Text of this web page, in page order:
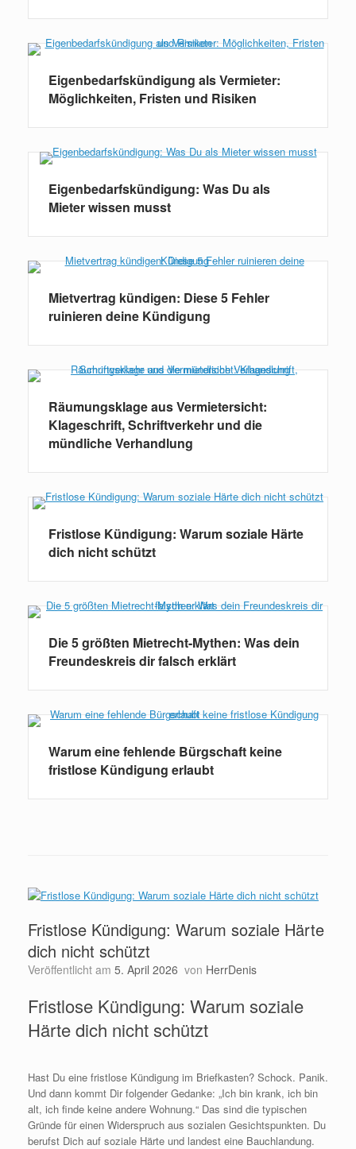
Eigenbedarfskündigung als Vermieter:
Möglichkeiten, Fristen und Risiken
Eigenbedarfskündigung: Was Du als
Mieter wissen musst
Mietvertrag kündigen: Diese 5 Fehler
ruinieren deine Kündigung
Räumungsklage aus Vermietersicht:
Klageschrift, Schriftverkehr und die
mündliche Verhandlung
Fristlose Kündigung: Warum soziale Härte
dich nicht schützt
Die 5 größten Mietrecht-Mythen: Was dein
Freundeskreis dir falsch erklärt
Warum eine fehlende Bürgschaft keine
fristlose Kündigung erlaubt
Fristlose Kündigung: Warum soziale Härte
dich nicht schützt
Veröffentlicht am 5. April 2026 von HerrDenis
Fristlose Kündigung: Warum soziale
Härte dich nicht schützt
Hast Du eine fristlose Kündigung im Briefkasten? Schock. Panik.
Und dann kommt Dir folgender Gedanke: „Ich bin krank, ich bin
alt, ich finde keine andere Wohnung.“ Das sind die typischen
Gründe für einen Widerspruch aus sozialen Gesichtspunkten. Du
berufst Dich auf soziale Härte und landest eine Bauchlandung.